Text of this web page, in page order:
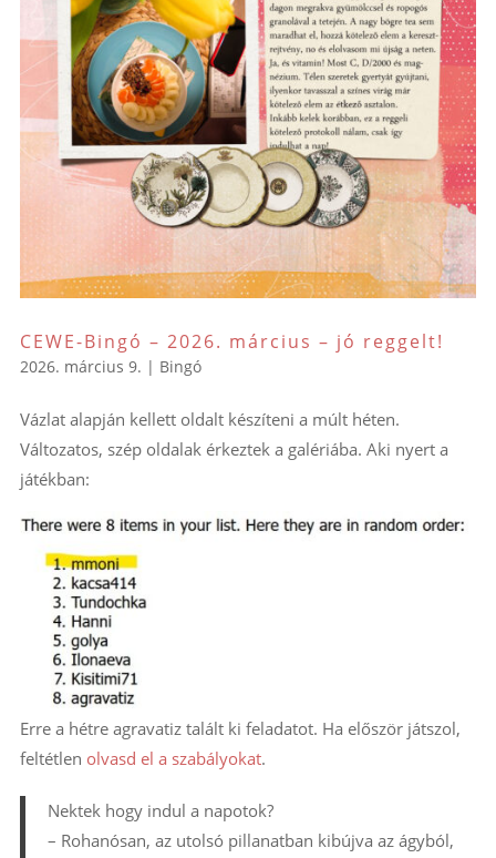
CEWE-Bingó – 2026. március – jó reggelt!
2026. március 9. | Bingó
Vázlat alapján kellett oldalt készíteni a múlt héten.
Változatos, szép oldalak érkeztek a galériába. Aki nyert a
játékban:
Erre a hétre agravatiz talált ki feladatot. Ha először játszol,
feltétlen olvasd el a szabályokat.
Nektek hogy indul a napotok?
– Rohanósan, az utolsó pillanatban kibújva az ágyból,